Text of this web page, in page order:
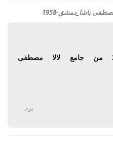
رد: سورة يوسف من1_27 من جامع لالا مصطفى
يرد